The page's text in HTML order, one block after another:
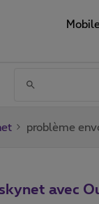
problème
avec